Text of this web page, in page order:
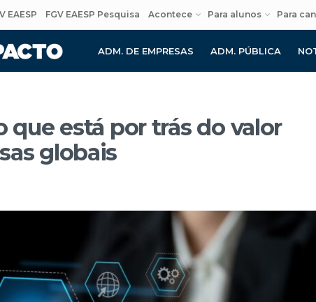
EAESP FGV EAESP Pesquisa Acontece Para alunos Para
ADM. DE EMPRESAS ADM. PÚBLICA
que está por trás do valor
globais